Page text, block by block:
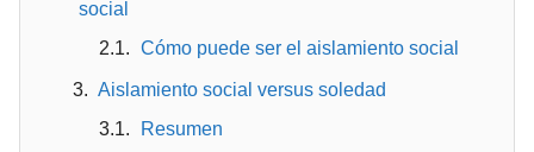
social
Cómo puede ser el aislamiento social
Aislamiento social versus soledad
Resumen